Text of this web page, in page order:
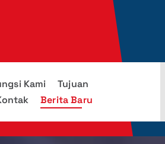
Kami
Tujuan
Berita Baru